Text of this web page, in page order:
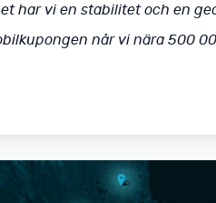
har vi en stabilitet och en
når vi nära 500